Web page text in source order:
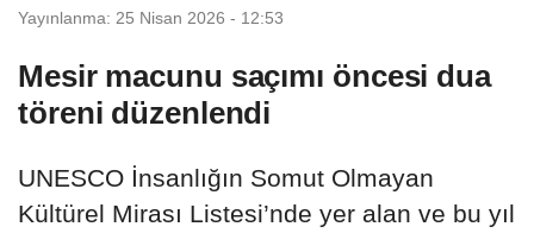
Yayınlanma: 25 Nisan 2026 - 12:53
Mesir macunu saçımı öncesi dua
töreni düzenlendi
UNESCO İnsanlığın Somut Olmayan
Kültürel Mirası Listesi’nde yer alan ve bu yıl